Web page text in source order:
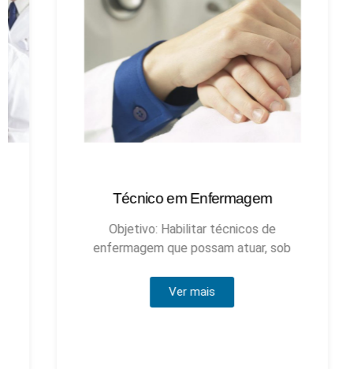
Técnico em Enfermagem
Objetivo: Habilitar técnicos de
enfermagem que possam atuar, sob
Ver mais